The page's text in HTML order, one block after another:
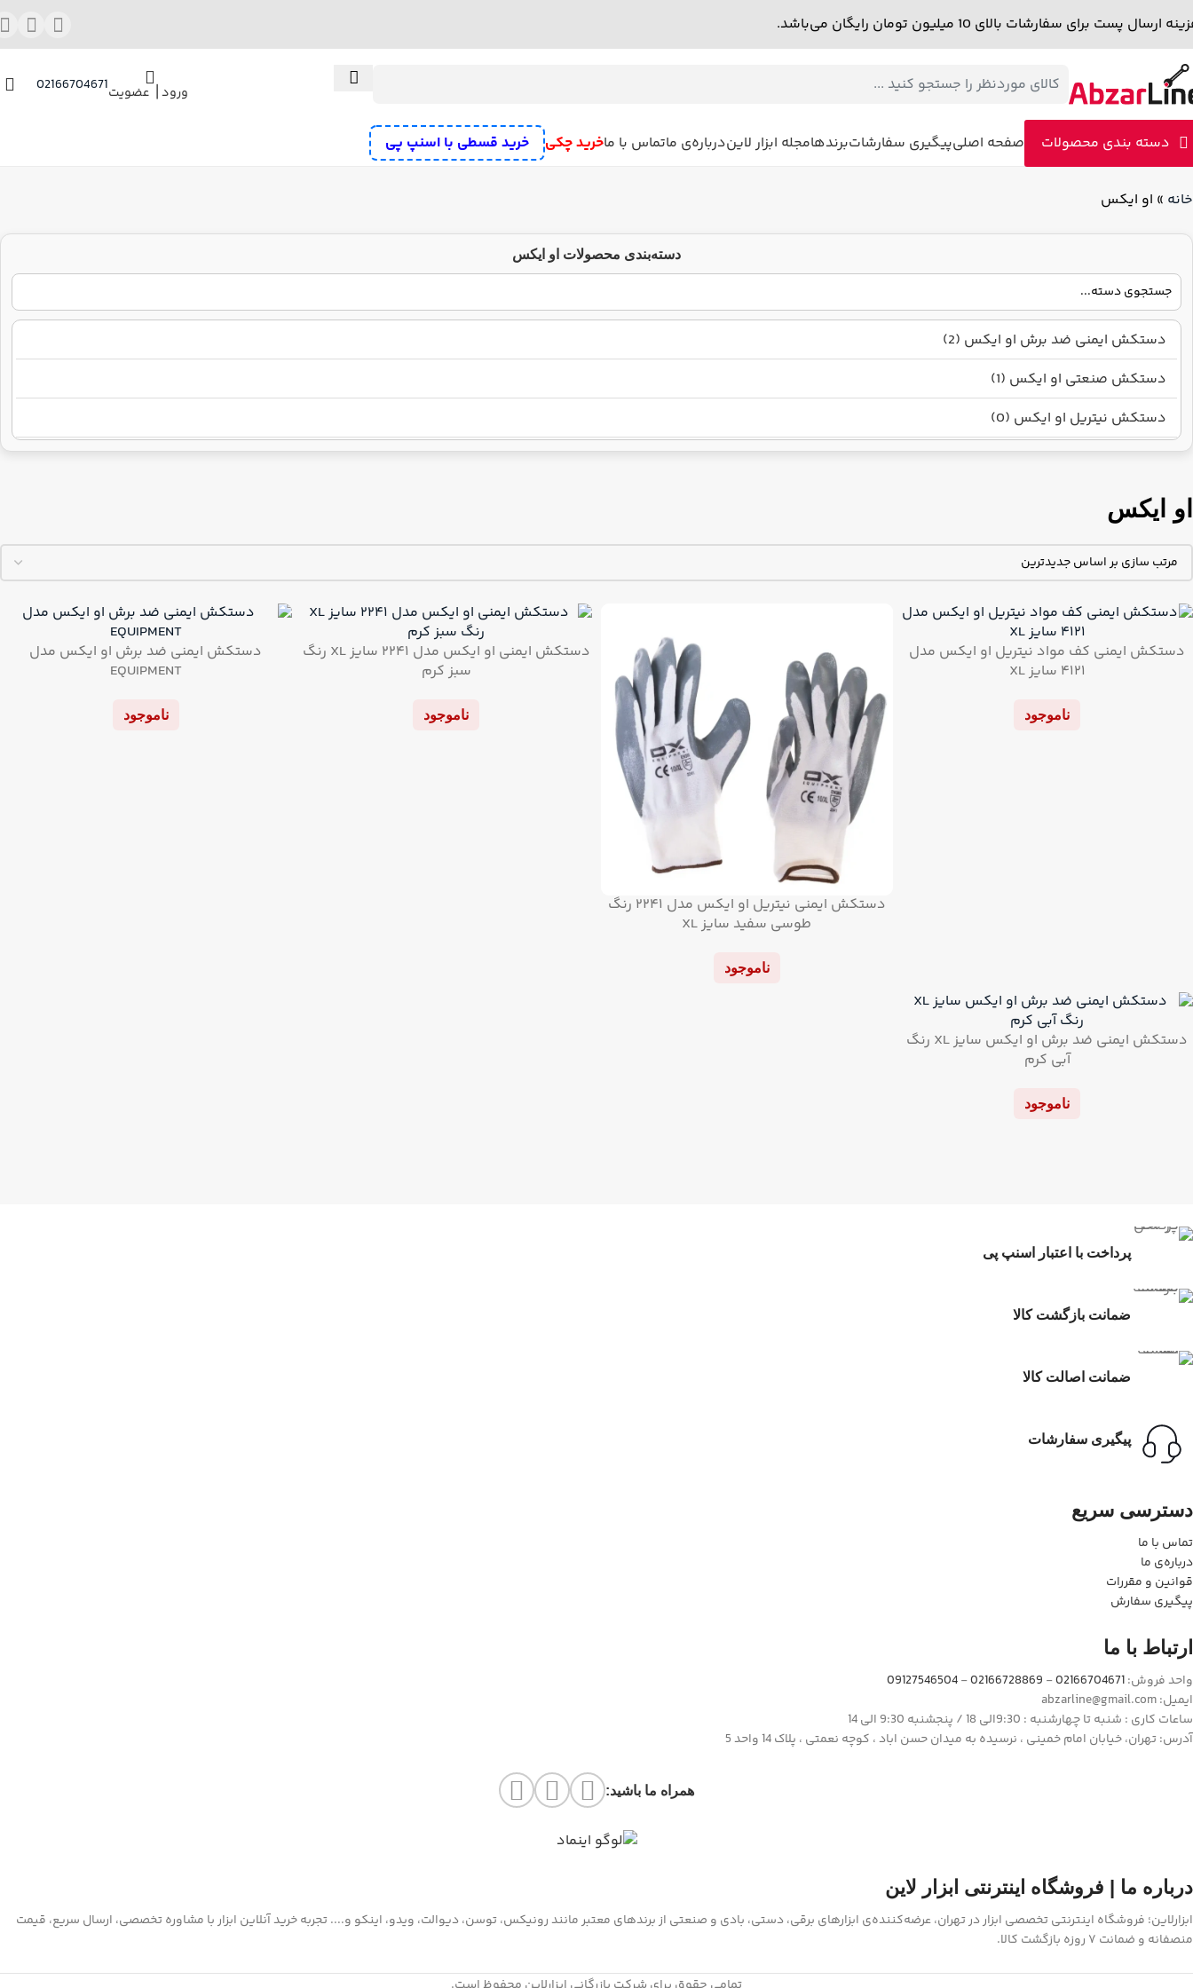
ارسال پست برای سفارشات بالای 10 میلیون تومان رایگان می‌باشد.
ورود ⎟ عضویت02166704671
دسته بندی محصولات صفحه اصلیپیگیری سفارشاتبرندهامجله ابزار لایندرباره‌ی ماتماس با ماخرید چکی خرید قسطی با اسنپ پی
خانه » او ایکس
دسته‌بندی محصولات او ایکس
دستکش ایمنی ضد برش او ایکس (2)
دستکش صنعتی او ایکس (1)
دستکش نیتریل او ایکس (0)
او ایکس
دستکش ایمنی کف مواد نیتریل او ایکس مدل
۴۱۲۱ سایز XL
ناموجود
دستکش ایمنی نیتریل او ایکس مدل ۲۲۴۱ رنگ
طوسی سفید سایز XL
ناموجود
دستکش ایمنی او ایکس مدل ۲۲۴۱ سایز XL رنگ
سبز کرم
ناموجود
دستکش ایمنی ضد برش او ایکس مدل
EQUIPMENT
ناموجود
دستکش ایمنی ضد برش او ایکس سایز XL رنگ
آبی کرم
ناموجود
پرداخت با اعتبار اسنپ پی
ضمانت بازگشت کالا
ضمانت اصالت کالا
پیگیری سفارشات
دسترسی سریع
تماس با ما
درباره‌ی ما
قوانین و مقررات
پیگیری سفارش
ارتباط با ما
واحد فروش:02166704671
-
02166728869
-
09127546504
ایمیل: abzarline@gmail.com
ساعات کاری : شنبه تا چهارشنبه : 9:30الی 18 / پنجشنبه 9:30 الی 14
آدرس: تهران، خیابان امام خمینی ، نرسیده به میدان حسن اباد ، کوچه نعمتی ، پلاک 14 واحد 5
همراه ما باشید:
درباره ما | فروشگاه اینترنتی ابزار لاین
ابزارلاین؛ فروشگاه اینترنتی تخصصی ابزار در تهران، عرضه‌کننده‌ی ابزارهای برقی، دستی، بادی و صنعتی از برندهای معتبر مانند رونیکس، توسن، دیوالت، ویدو، اینکو و.... تجربه خرید آنلاین ابزار با مشاوره تخصصی، ارسال سریع، قیمت
منصفانه و ضمانت ۷ روزه بازگشت کالا.